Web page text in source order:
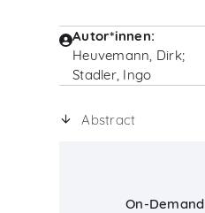
Autor*innen:
Heuvemann, Dirk;
Stadler, Ingo
Abstract
On-